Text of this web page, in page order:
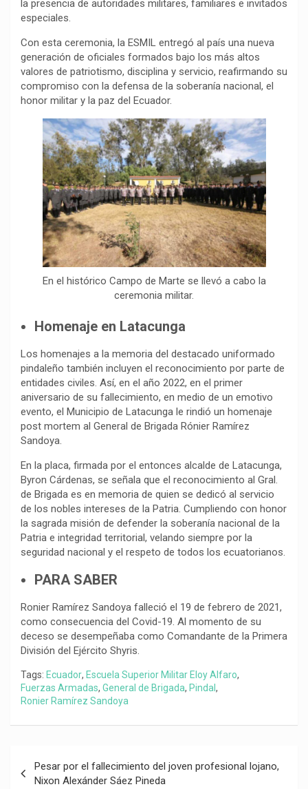
la presencia de autoridades militares, familiares e invitados
especiales.
Con esta ceremonia, la ESMIL entregó al país una nueva
generación de oficiales formados bajo los más altos
valores de patriotismo, disciplina y servicio, reafirmando su
compromiso con la defensa de la soberanía nacional, el
honor militar y la paz del Ecuador.
En el histórico Campo de Marte se llevó a cabo la
ceremonia militar.
Homenaje en Latacunga
Los homenajes a la memoria del destacado uniformado
pindaleño también incluyen el reconocimiento por parte de
entidades civiles. Así, en el año 2022, en el primer
aniversario de su fallecimiento, en medio de un emotivo
evento, el Municipio de Latacunga le rindió un homenaje
post mortem al General de Brigada Rónier Ramírez
Sandoya.
En la placa, firmada por el entonces alcalde de Latacunga,
Byron Cárdenas, se señala que el reconocimiento al Gral.
de Brigada es en memoria de quien se dedicó al servicio
de los nobles intereses de la Patria. Cumpliendo con honor
la sagrada misión de defender la soberanía nacional de la
Patria e integridad territorial, velando siempre por la
seguridad nacional y el respeto de todos los ecuatorianos.
PARA SABER
Ronier Ramírez Sandoya falleció el 19 de febrero de 2021,
como consecuencia del Covid-19. Al momento de su
deceso se desempeñaba como Comandante de la Primera
División del Ejército Shyris.
Tags: Ecuador, Escuela Superior Militar Eloy Alfaro,
Fuerzas Armadas, General de Brigada, Pindal,
Ronier Ramírez Sandoya
de
Pesar por el fallecimiento del joven profesional lojano,
Nixon Alexánder Sáez Pineda